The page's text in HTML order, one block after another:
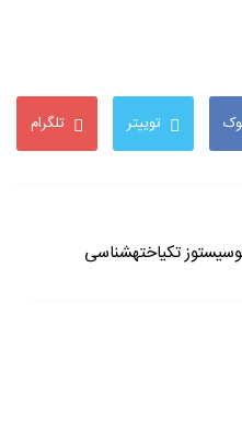
توییتر تلگرام
تکیاختهشناسی